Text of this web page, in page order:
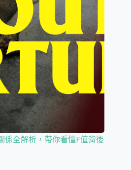
係全解析，帶你看懂F值背後